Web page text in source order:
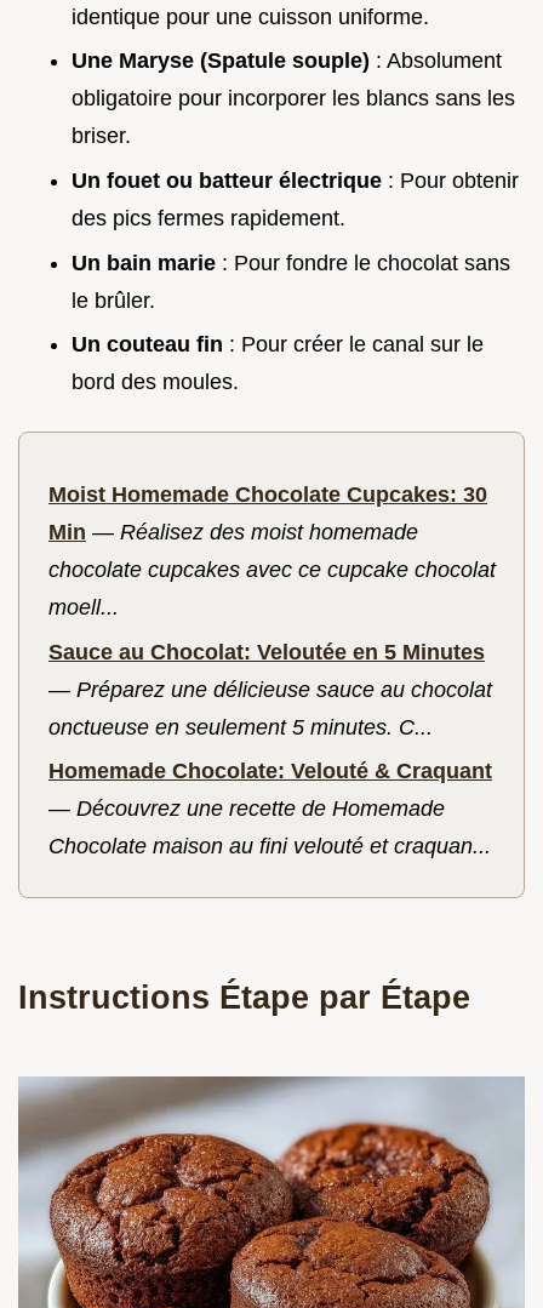
identique pour une cuisson uniforme.
Une Maryse (Spatule souple) : Absolument
obligatoire pour incorporer les blancs sans les
briser.
Un fouet ou batteur électrique : Pour obtenir
des pics fermes rapidement.
Un bain marie : Pour fondre le chocolat sans
le brûler.
Un couteau fin : Pour créer le canal sur le
bord des moules.
Moist Homemade Chocolate Cupcakes: 30
Min — Réalisez des moist homemade
chocolate cupcakes avec ce cupcake chocolat
moell...
Sauce au Chocolat: Veloutée en 5 Minutes
— Préparez une délicieuse sauce au chocolat
onctueuse en seulement 5 minutes. C...
Homemade Chocolate: Velouté & Craquant
— Découvrez une recette de Homemade
Chocolate maison au fini velouté et craquan...
Instructions Étape par Étape